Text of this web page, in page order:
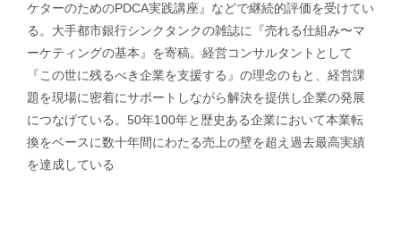
ケターのためのPDCA実践講座』などで継続的評価を受けてい
る。大手都市銀行シンクタンクの雑誌に『売れる仕組み〜マ
ーケティングの基本』を寄稿。経営コンサルタントとして
『この世に残るべき企業を支援する』の理念のもと、経営課
題を現場に密着にサポートしながら解決を提供し企業の発展
につなげている。50年100年と歴史ある企業において本業転
換をベースに数十年間にわたる売上の壁を超え過去最高実績
を達成している